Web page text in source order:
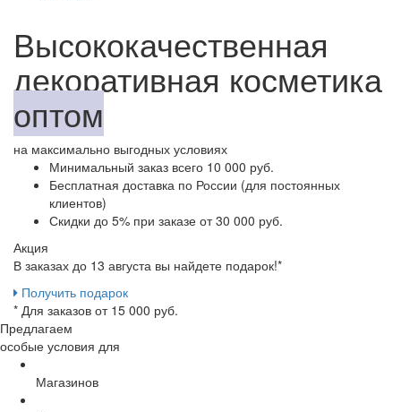
Высококачественная
декоративная косметика
оптом
на максимально выгодных условиях
Минимальный заказ всего 10 000 руб.
Бесплатная доставка по России (для постоянных
клиентов)
Скидки до 5% при заказе от 30 000 руб.
Акция
В заказах до 13 августа вы найдете подарок!*
Получить подарок
* Для заказов от 15 000 руб.
Предлагаем
особые условия для
Магазинов